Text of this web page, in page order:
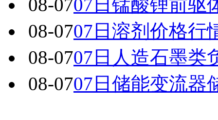
08-0707日锰酸锂前驱
08-0707日溶剂价格行
08-0707日人造石墨类
08-0707日储能变流器